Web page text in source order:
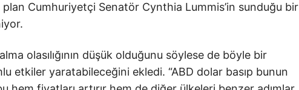
plan Cumhuriyetçi Senatör Cynthia Lummis’in sunduğu bir
olasılığının düşük olduğunu söylese de böyle bir
etkiler yaratabileceğini ekledi. “ABD dolar basıp bunun